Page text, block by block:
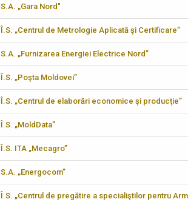
S.A. „Gara Nord"
Î.S. „Centrul de Metrologie Aplicată şi Certificare”
S.A. „Furnizarea Energiei Electrice Nord”
Î.S. „Poşta Moldovei”
Î.S. „Centrul de elaborări economice şi producţie”
Î.S. „MoldData”
Î.S. ITA „Mecagro”
S.A. „Energocom”
Î.S. „Centrul de pregătire a specialiştilor pentru